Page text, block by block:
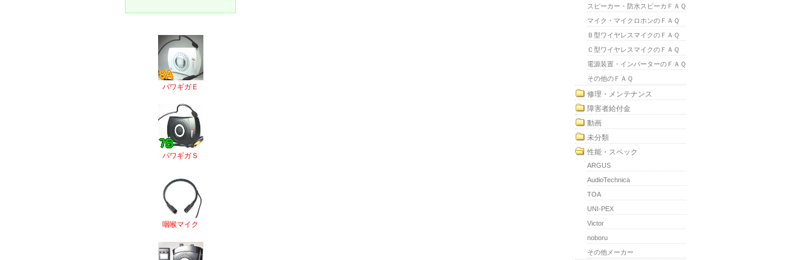
パワギガＥ
パワギガＳ
咽喉マイク
スピーカー・防水スピーカＦＡＱ
マイク・マイクロホンのＦＡＱ
Ｂ型ワイヤレスマイクのＦＡＱ
Ｃ型ワイヤレスマイクのＦＡＱ
電源装置・インバーターのＦＡＱ
その他のＦＡＱ
修理・メンテナンス
障害者給付金
動画
未分類
性能・スペック
ARGUS
AudioTechnica
TOA
UNI-PEX
Victor
noboru
その他メーカー